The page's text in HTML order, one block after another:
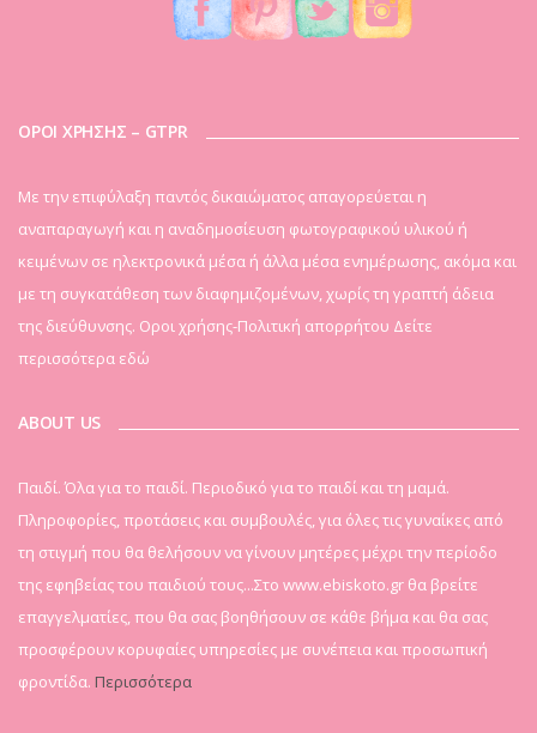
ΟΡΟΙ ΧΡΗΣΗΣ – GTPR
Mε την επιφύλαξη παντός δικαιώματος απαγορεύεται η
αναπαραγωγή και η αναδημοσίευση φωτογραφικού υλικού ή
κειμένων σε ηλεκτρονικά μέσα ή άλλα μέσα ενημέρωσης, ακόμα και
με τη συγκατάθεση των διαφημιζομένων, χωρίς τη γραπτή άδεια
της διεύθυνσης. Οροι χρήσης-Πολιτική απορρήτου Δείτε
περισσότερα εδώ
ABOUT US
Παιδί. Όλα για το παιδί. Περιοδικό για το παιδί και τη μαμά.
Πληροφορίες, προτάσεις και συμβουλές, για όλες τις γυναίκες από
τη στιγμή που θα θελήσουν να γίνουν μητέρες μέχρι την περίοδο
της εφηβείας του παιδιού τους...Στο www.ebiskoto.gr θα βρείτε
επαγγελματίες, που θα σας βοηθήσουν σε κάθε βήμα και θα σας
προσφέρουν κορυφαίες υπηρεσίες με συνέπεια και προσωπική
φροντίδα. Περισσότερα